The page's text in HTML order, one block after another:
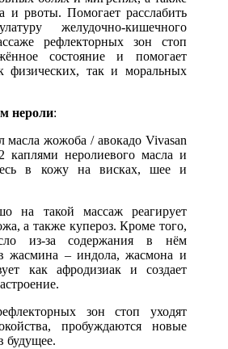
и рвоты. Помогает расслабить
желудочно-кишечного
рефлекторных зон стоп
состояние и помогает
физических, так и моральных
нероли:
масла жожоба / авокадо Vivasan
неролиевого масла и
в кожу на висках, шее и
на такой массаж реагирует
а также купероз. Кроме того,
из-за содержания в нём
жасмина – индола, жасмона и
как афродизиак и создает
зон стоп уходят
пробуждаются новые
будущее.